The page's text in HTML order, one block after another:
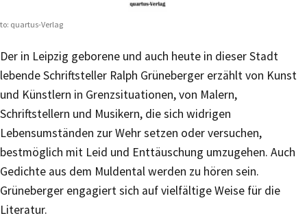
quartus-Verlag
Der in Leipzig geborene und auch heute in dieser Stadt
lebende Schriftsteller Ralph Grüneberger erzählt von Kunst
und Künstlern in Grenzsituationen, von Malern,
Schriftstellern und Musikern, die sich widrigen
Lebensumständen zur Wehr setzen oder versuchen,
bestmöglich mit Leid und Enttäuschung umzugehen. Auch
Gedichte aus dem Muldental werden zu hören sein.
Grüneberger engagiert sich auf vielfältige Weise für die
Literatur.